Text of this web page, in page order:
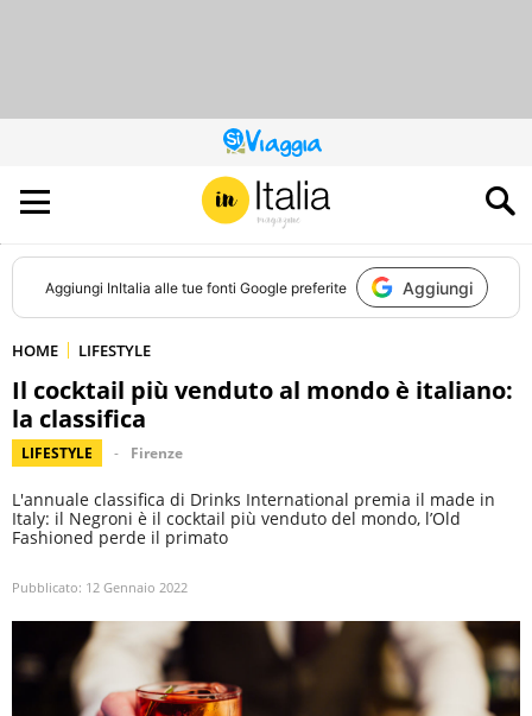
QUESTO
SITO
CONTRIBUISCE
ALL’AUDIENCE
DI
Aggiungi InItalia alle tue fonti Google preferite Aggiungi
HOME LIFESTYLE
Il cocktail più venduto al mondo è italiano:
la classifica
LIFESTYLE Firenze
L'annuale classifica di Drinks International premia il made in
Italy: il Negroni è il cocktail più venduto del mondo, l’Old
Fashioned perde il primato
Pubblicato: 12 Gennaio 2022